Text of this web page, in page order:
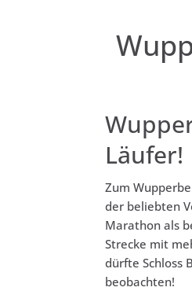
Läufer!
Zum
der beliebten
Marathon als
Strecke mit
dürfte Schloss
beobachten!